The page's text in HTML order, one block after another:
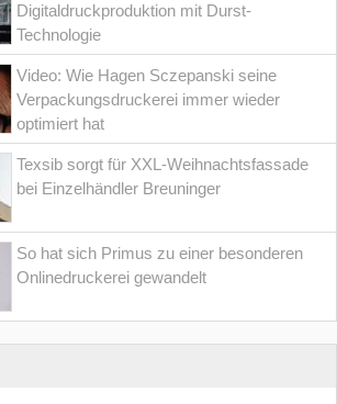
Digitaldruckproduktion mit Durst-
Technologie
Video: Wie Hagen Sczepanski seine
Verpackungsdruckerei immer wieder
optimiert hat
Texsib sorgt für XXL-Weihnachtsfassade
bei Einzelhändler Breuninger
So hat sich Primus zu einer besonderen
Onlinedruckerei gewandelt